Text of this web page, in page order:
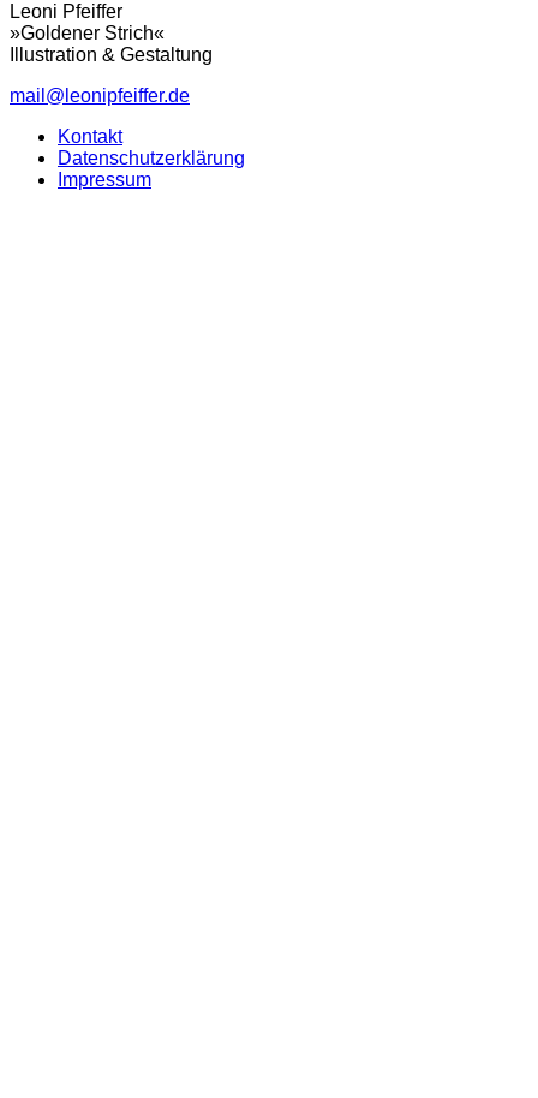
Leoni Pfeiffer
»Goldener Strich«
Illustration & Gestaltung
mail@leonipfeiffer.de
Kontakt
Datenschutzerklärung
Impressum